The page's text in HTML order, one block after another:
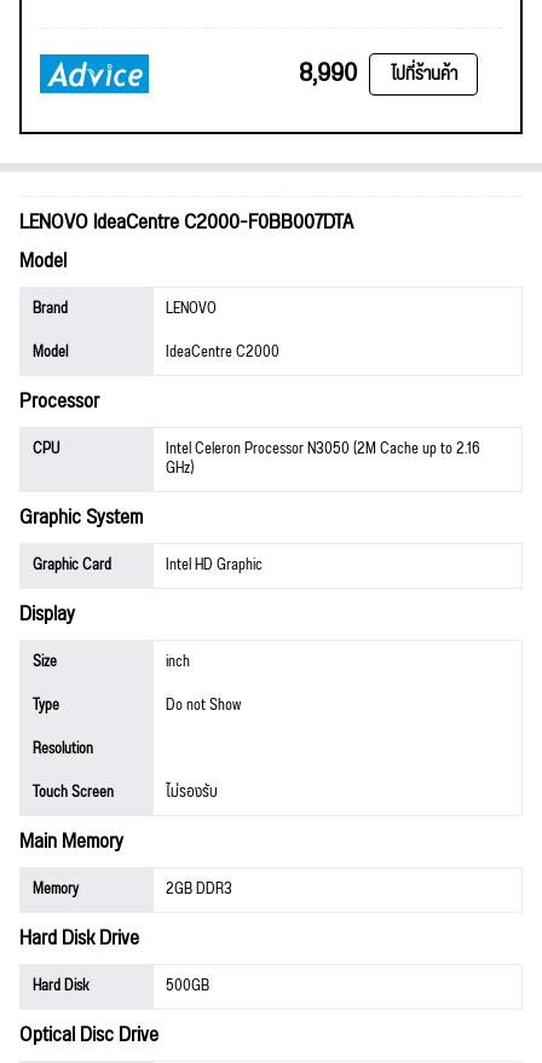
8,990 ไปที่ร้านค้า
LENOVO IdeaCentre C2000-F0BB007DTA
Model
Brand
LENOVO
Model
IdeaCentre C2000
Processor
CPU Intel Celeron Processor N3050 (2M Cache up to 2.16
GHz)
Graphic System
Graphic Card Intel HD Graphic
Display
Size
inch
Type
Do not Show
Resolution
Touch Screen
ไม่รองรับ
Main Memory
Memory 2GB DDR3
Hard Disk Drive
Hard Disk 500GB
Optical Disc Drive